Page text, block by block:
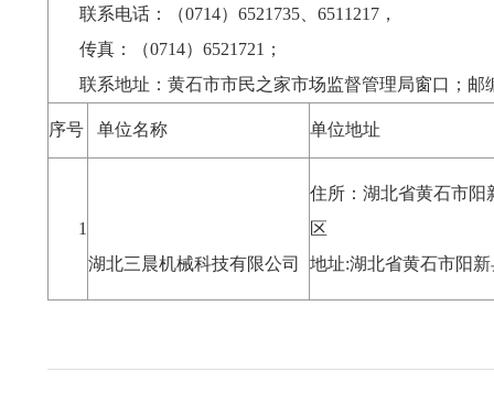
联系电话：（0714）6521735、6511217，
传真：（0714）6521721；
联系地址：黄石市市民之家市场监督管理局窗口；邮
序号 单位名称 单位地址
1
湖北三晨机械科技有限公司
住所：湖北省黄石市阳
地址:湖北省黄石市阳